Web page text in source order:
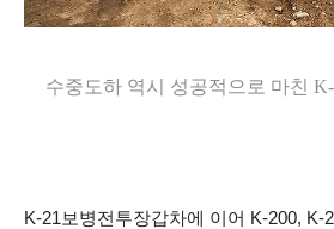
수중도하 역시 성공적으로 마친
K-21보병전투장갑차에 이어 K-200, K-